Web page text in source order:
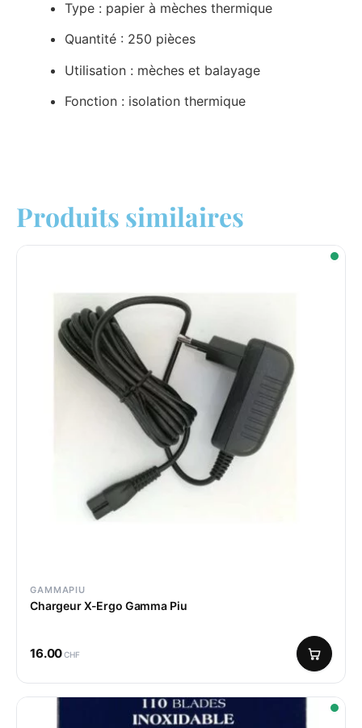
Type : papier à mèches thermique
Quantité : 250 pièces
Utilisation : mèches et balayage
Fonction : isolation thermique
Produits similaires
GAMMAPIU
Chargeur X-Ergo Gamma Piu
16.00CHF